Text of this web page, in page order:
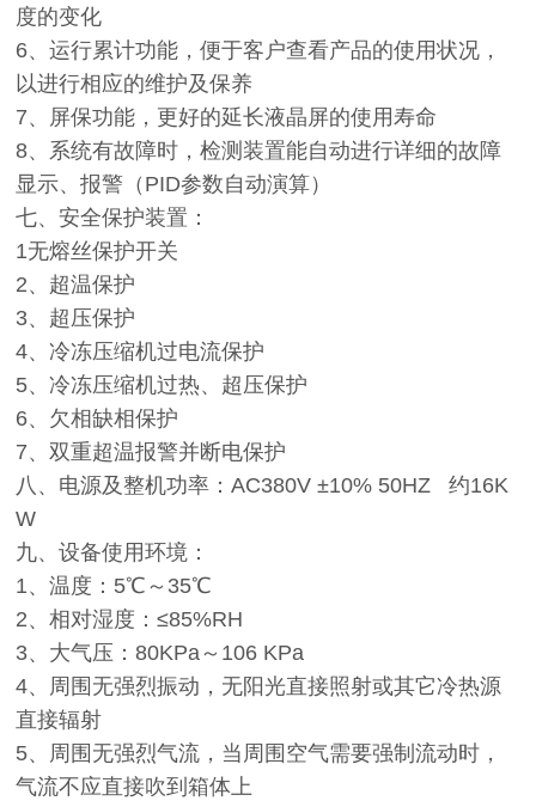
度的变化
6、运行累计功能，便于客户查看产品的使用状况，
以进行相应的维护及保养
7、屏保功能，更好的延长液晶屏的使用寿命
8、系统有故障时，检测装置能自动进行详细的故障
显示、报警（PID参数自动演算）
七、安全保护装置：
1无熔丝保护开关
2、超温保护
3、超压保护
4、冷冻压缩机过电流保护
5、冷冻压缩机过热、超压保护
6、欠相缺相保护
7、双重超温报警并断电保护
八、电源及整机功率：AC380V ±10% 50HZ 约16K
W
九、设备使用环境：
1、温度：5℃～35℃
2、相对湿度：≤85%RH
3、大气压：80KPa～106 KPa
4、周围无强烈振动，无阳光直接照射或其它冷热源
直接辐射
5、周围无强烈气流，当周围空气需要强制流动时，
气流不应直接吹到箱体上